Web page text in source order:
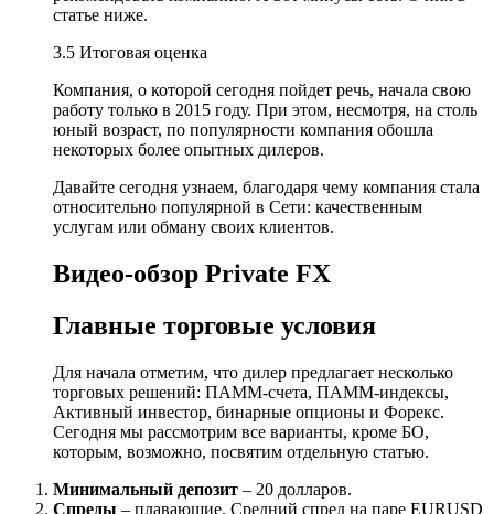
статье ниже.
3.5 Итоговая оценка
Компания, о которой сегодня пойдет речь, начала свою
работу только в 2015 году. При этом, несмотря, на столь
юный возраст, по популярности компания обошла
некоторых более опытных дилеров.
Давайте сегодня узнаем, благодаря чему компания стала
относительно популярной в Сети: качественным
услугам или обману своих клиентов.
Видео-обзор Private FX
Главные торговые условия
Для начала отметим, что дилер предлагает несколько
торговых решений: ПАММ-счета, ПАММ-индексы,
Активный инвестор, бинарные опционы и Форекс.
Сегодня мы рассмотрим все варианты, кроме БО,
которым, возможно, посвятим отдельную статью.
Минимальный депозит – 20 долларов.
Спреды – плавающие. Средний спред на паре EURUSD